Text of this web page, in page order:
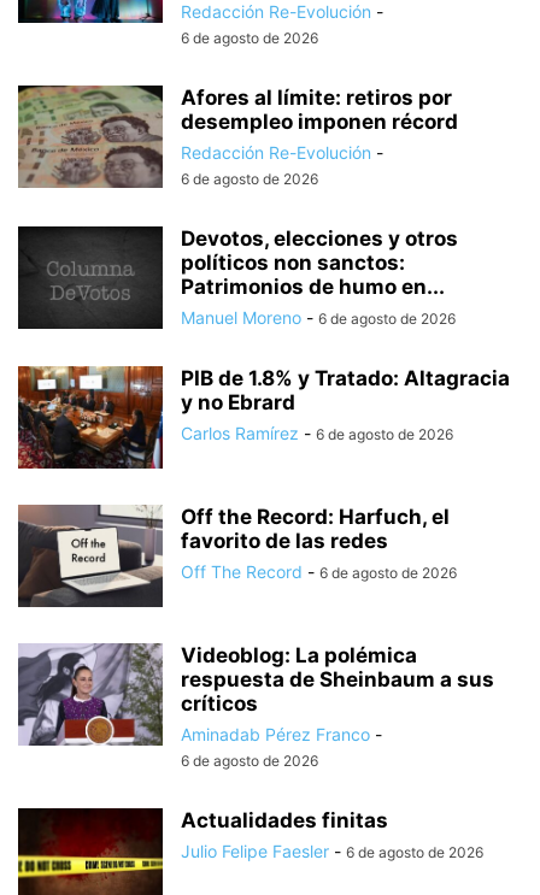
Redacción Re-Evolución -
6 de agosto de 2026
Afores al límite: retiros por
desempleo imponen récord
Redacción Re-Evolución -
6 de agosto de 2026
Devotos, elecciones y otros
políticos non sanctos:
Patrimonios de humo en...
Manuel Moreno - 6 de agosto de 2026
PIB de 1.8% y Tratado: Altagracia
y no Ebrard
Carlos Ramírez - 6 de agosto de 2026
Off the Record: Harfuch, el
favorito de las redes
Off The Record - 6 de agosto de 2026
Videoblog: La polémica
respuesta de Sheinbaum a sus
críticos
Aminadab Pérez Franco -
6 de agosto de 2026
Actualidades finitas
Julio Felipe Faesler - 6 de agosto de 2026